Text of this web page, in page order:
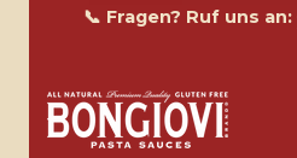
📞 Fragen? Ruf uns an: